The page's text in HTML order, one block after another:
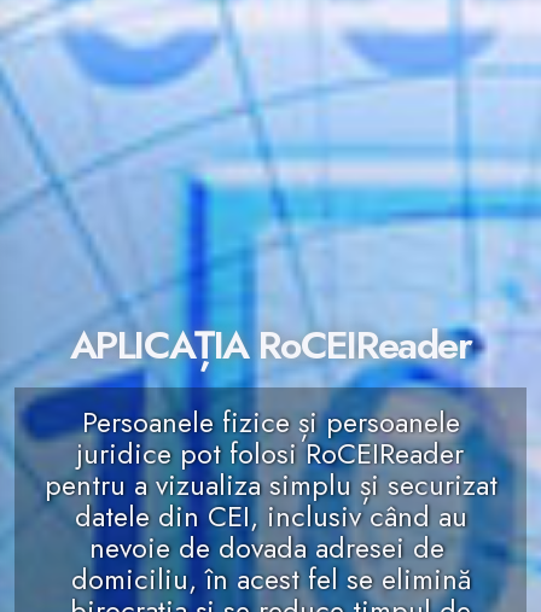
APLICAȚIA RoCEIReader
Persoanele fizice și persoanele
juridice pot folosi RoCEIReader
pentru a vizualiza simplu și securizat
datele din CEI, inclusiv când au
nevoie de dovada adresei de
domiciliu, în acest fel se elimină